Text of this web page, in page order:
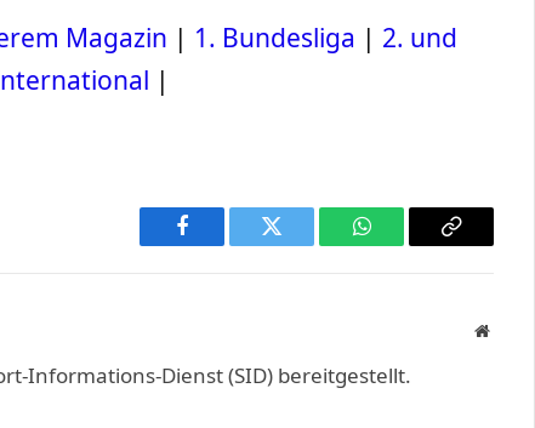
Magazin | 1. Bundesliga | 2. und
|
Facebook Twitter WhatsAppCopy
Website
Informations-Dienst (SID) bereitgestellt.